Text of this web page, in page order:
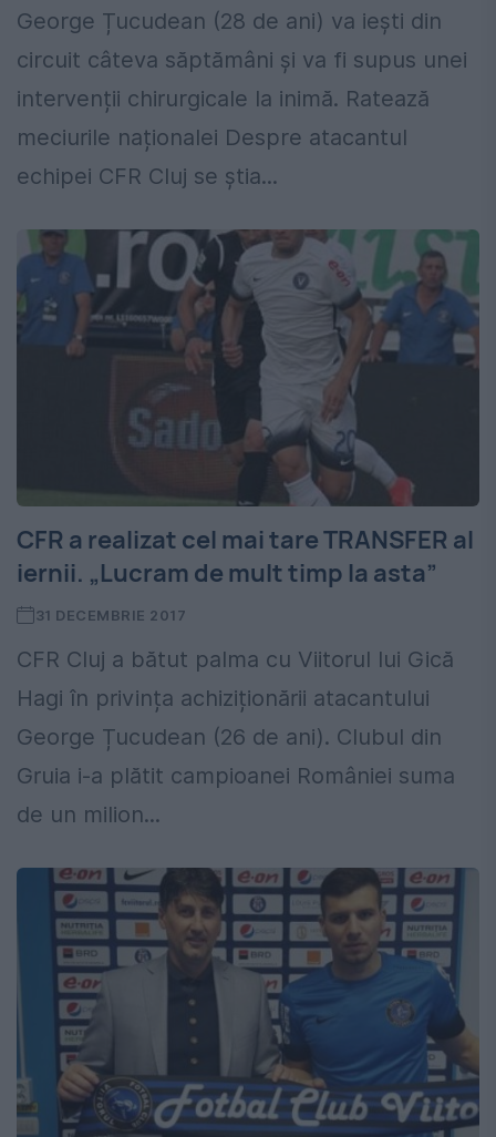
George Țucudean (28 de ani) va iești din
circuit câteva săptămâni și va fi supus unei
intervenții chirurgicale la inimă. Ratează
meciurile naționalei Despre atacantul
echipei CFR Cluj se știa...
CFR a realizat cel mai tare TRANSFER al
iernii. „Lucram de mult timp la asta”
31 DECEMBRIE 2017
CFR Cluj a bătut palma cu Viitorul lui Gică
Hagi în privința achiziționării atacantului
George Țucudean (26 de ani). Clubul din
Gruia i-a plătit campioanei României suma
de un milion...